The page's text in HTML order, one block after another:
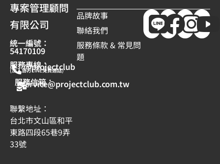
專案管理顧問
有限公司
統一編號：
54170109
服務專線：
@projectclub
(加入官方LINE免費通話)
服務信箱：
service@projectclub.com.tw
聯繫地址：
台北市文山區和平
東路四段65巷9弄
33號
品牌故事
聯絡我們
服務條款 & 常見問
題